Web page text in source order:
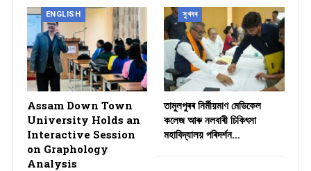
ENGLISH
Assam Down Town
University Holds an
Interactive Session
on Graphology
Analysis
সুখবৰ
তামুলপুৰৰ নিৰ্মীয়মাণ মেডিকেল
কলেজ আৰু নলবাৰী চিকিৎসা
মহাবিদ্যালয় পৰিদৰ্শন…